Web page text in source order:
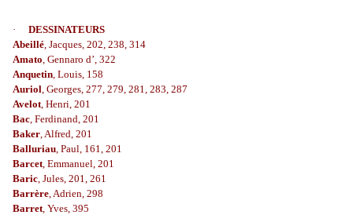
·
DESSINATEURS
Abeillé, Jacques, 202, 238, 314
Amato, Gennaro d’, 322
Anquetin, Louis, 158
Auriol, Georges, 277, 279, 281, 283, 287
Avelot, Henri, 201
Bac, Ferdinand, 201
Baker, Alfred, 201
Balluriau, Paul, 161, 201
Barcet, Emmanuel, 201
Baric, Jules, 201, 261
Barrère, Adrien, 298
Barret, Yves, 395